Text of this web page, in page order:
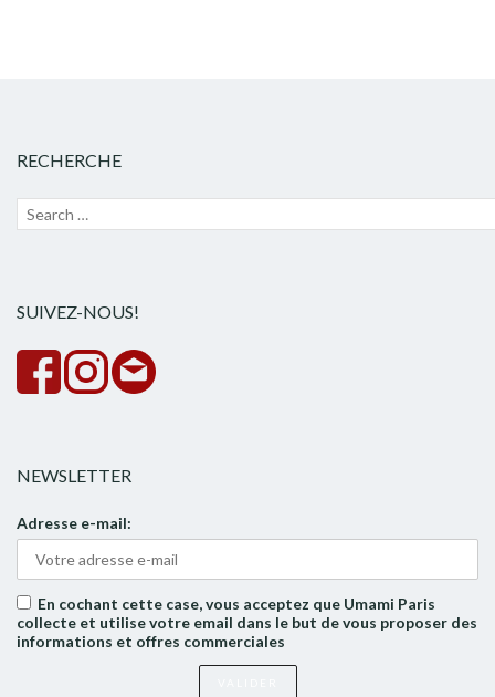
RECHERCHE
Recherche
SUIVEZ-NOUS!
NEWSLETTER
Adresse e-mail:
En cochant cette case, vous acceptez que Umami Paris
collecte et utilise votre email dans le but de vous proposer des
informations et offres commerciales